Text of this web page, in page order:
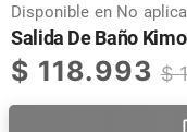
Disponible en No aplica
Salida De Baño
$ 118.993 $